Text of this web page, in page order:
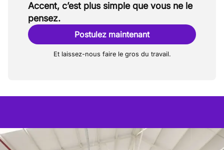
Accent, c’est plus simple que vous ne le
pensez.
Postulez maintenant
Et laissez-nous faire le gros du travail.